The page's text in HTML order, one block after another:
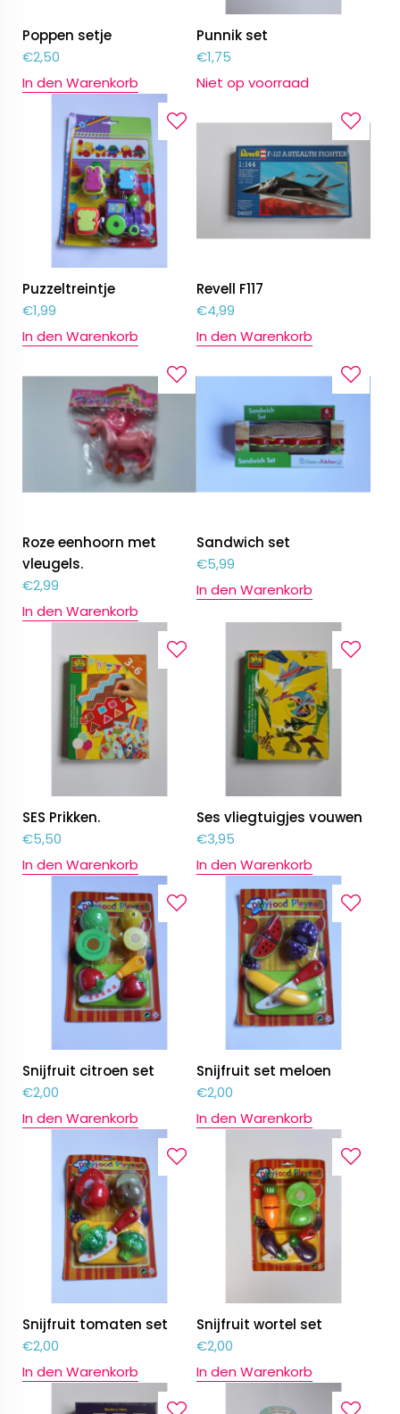
Poppen setje
€2,50
In den Warenkorb
Punnik set
€1,75
Niet op voorraad
Puzzeltreintje
€1,99
In den Warenkorb
Revell F117
€4,99
In den Warenkorb
Roze eenhoorn met
vleugels.
€2,99
In den Warenkorb
Sandwich set
€5,99
In den Warenkorb
SES Prikken.
€5,50
In den Warenkorb
Ses vliegtuigjes vouwen
€3,95
In den Warenkorb
Snijfruit citroen set
€2,00
In den Warenkorb
Snijfruit set meloen
€2,00
In den Warenkorb
Snijfruit tomaten set
€2,00
In den Warenkorb
Snijfruit wortel set
€2,00
In den Warenkorb